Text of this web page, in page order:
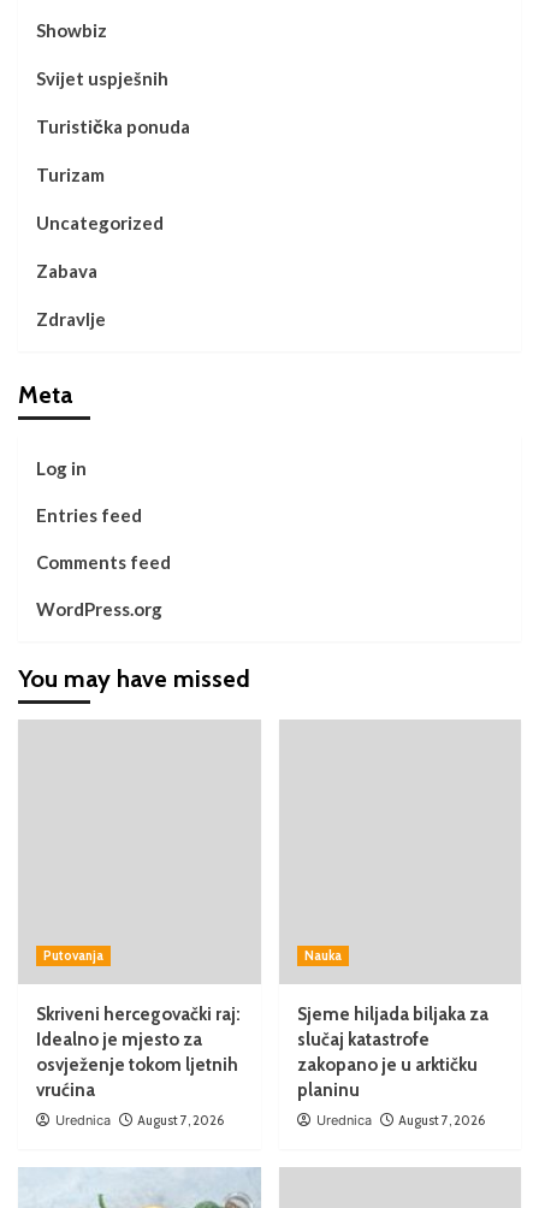
Showbiz
Svijet uspješnih
Turistička ponuda
Turizam
Uncategorized
Zabava
Zdravlje
Meta
Log in
Entries feed
Comments feed
WordPress.org
You may have missed
Putovanja
Skriveni hercegovački raj:
Idealno je mjesto za
osvježenje tokom ljetnih
vrućina
Urednica August 7, 2026
Nauka
Sjeme hiljada biljaka za
slučaj katastrofe
zakopano je u arktičku
planinu
Urednica August 7, 2026